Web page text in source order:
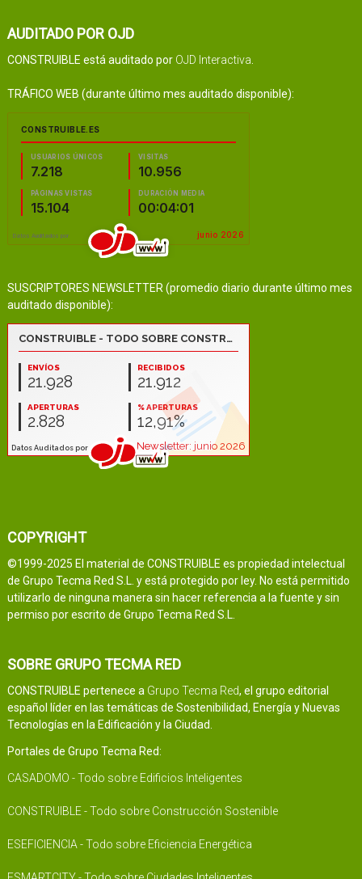
AUDITADO POR OJD
CONSTRUIBLE está auditado por OJD Interactiva
TRÁFICO WEB (durante último mes auditado disponible):
SUSCRIPTORES NEWSLETTER (promedio diario durante último mes
auditado disponible):
COPYRIGHT
©1999-2025 El material de CONSTRUIBLE es propiedad intelectual
de Grupo Tecma Red S.L. y está protegido por ley. No está permitido
utilizarlo de ninguna manera sin hacer referencia a la fuente y sin
permiso por escrito de Grupo Tecma Red S.L.
SOBRE GRUPO TECMA RED
CONSTRUIBLE pertenece a Grupo Tecma Red, el grupo editorial
español líder en las temáticas de Sostenibilidad, Energía y Nuevas
Tecnologías en la Edificación y la Ciudad.
Portales de Grupo Tecma Red:
CASADOMO - Todo sobre Edificios Inteligentes
CONSTRUIBLE - Todo sobre Construcción Sostenible
ESEFICIENCIA - Todo sobre Eficiencia Energética